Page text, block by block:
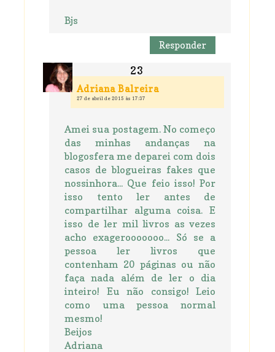
Bjs
Responder
Adriana Balreira
27 de abril de 2015 às 17:37
Amei sua postagem. No começo
das minhas andanças na
blogosfera me deparei com dois
casos de blogueiras fakes que
nossinhora... Que feio isso! Por
isso tento ler antes de
compartilhar alguma coisa. E
isso de ler mil livros as vezes
acho exagerooooooo... Só se a
pessoa ler livros que
contenham 20 páginas ou não
faça nada além de ler o dia
inteiro! Eu não consigo! Leio
como uma pessoa normal
mesmo!
Beijos
Adriana